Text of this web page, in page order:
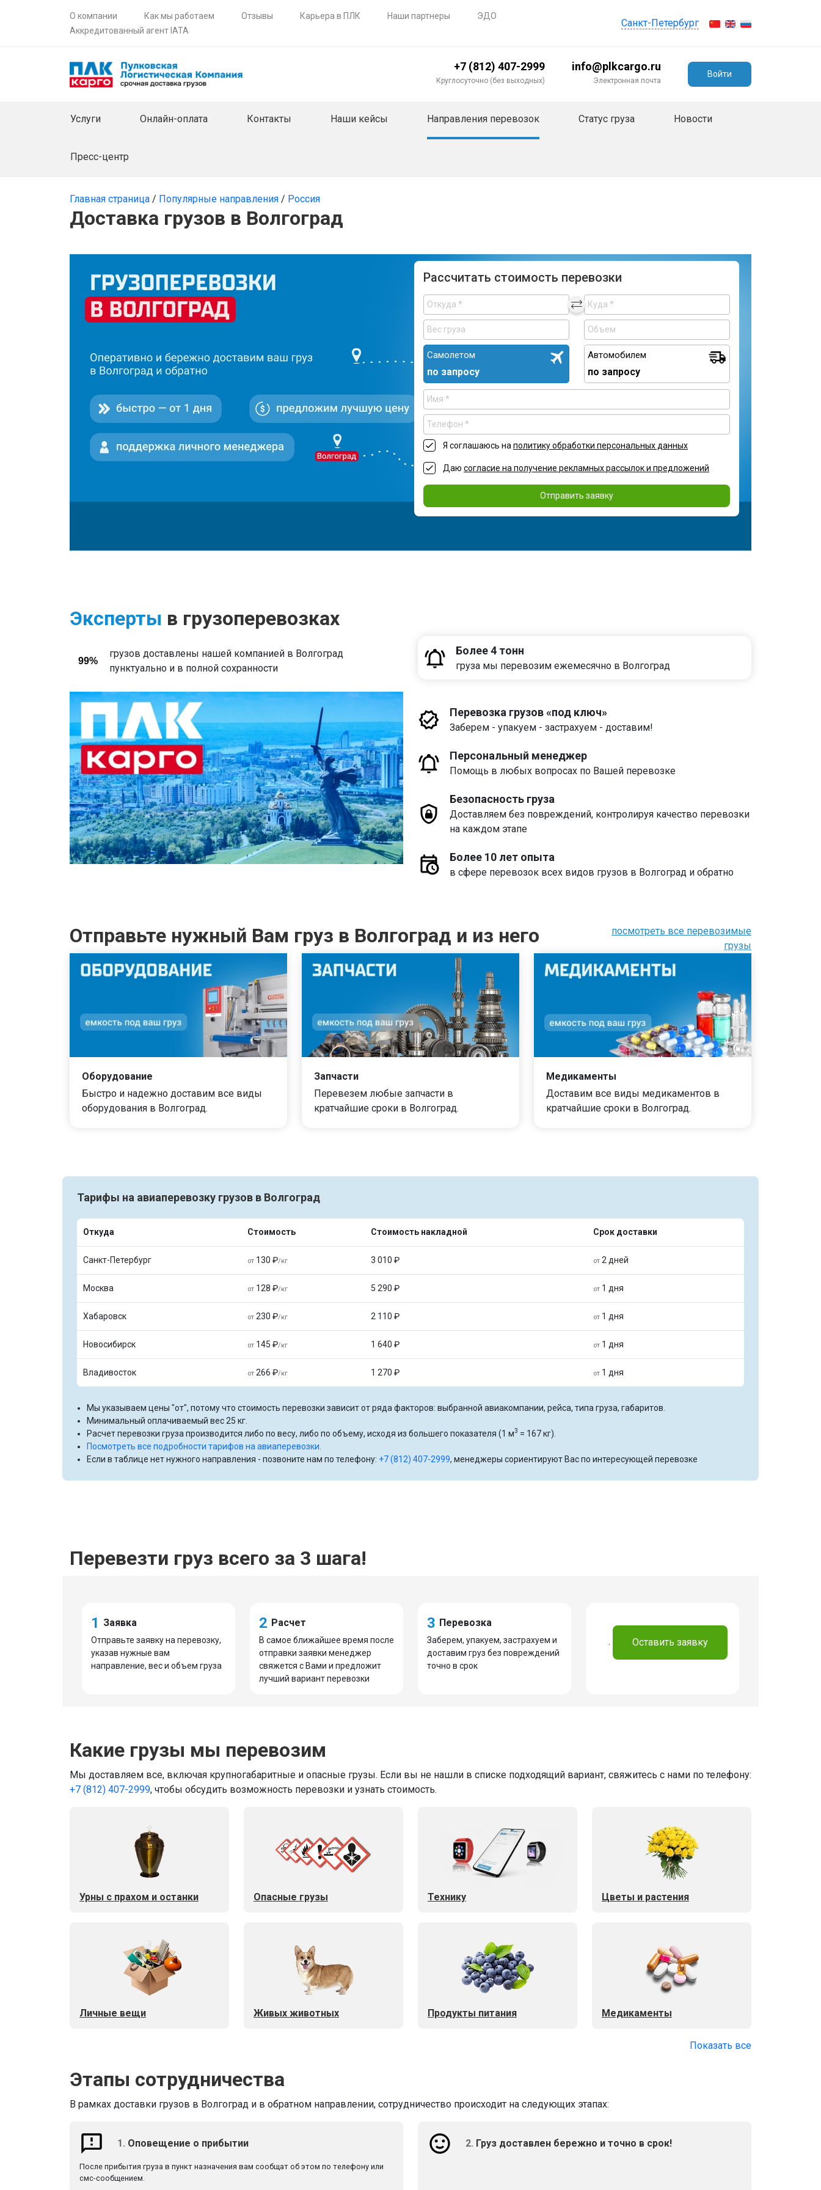
О компании Как мы работаем Отзывы Карьера в ПЛК Наши партнеры
ЭДО
Аккредитованный агент IATA
Санкт-Петербург
+7 (812) 407-2999
Круглосуточно (без выходных)
info@plkcargo.ru
Электронная почта
Войти
Услуги Онлайн-оплата Контакты Наши кейсы Направления перевозок Статус груза Новости
Пресс-центр
Главная страница / Популярные направления / Россия
Доставка грузов в Волгоград
Рассчитать стоимость перевозки
Самолетом
по запросу
Автомобилем
по запросу
Я соглашаюсь на политику обработки персональных данных
Даю согласие на получение рекламных рассылок и предложений
Отправить заявку
Эксперты в грузоперевозках
99%
грузов доставлены нашей компанией в Волгоград
пунктуально и в полной сохранности
Более 4 тонн
груза мы перевозим ежемесячно в Волгоград
Перевозка грузов «под ключ»
Заберем - упакуем - застрахуем - доставим!
Персональный менеджер
Помощь в любых вопросах по Вашей перевозке
Безопасность груза
Доставляем без повреждений, контролируя качество перевозки
на каждом этапе
Более 10 лет опыта
в сфере перевозок всех видов грузов в Волгоград и обратно
Отправьте нужный Вам груз в Волгоград и из него
посмотреть все перевозимые
грузы
Оборудование
Быстро и надежно доставим все виды
оборудования в Волгоград.
Запчасти
Перевезем любые запчасти в
кратчайшие сроки в Волгоград.
Медикаменты
Доставим все виды медикаментов в
кратчайшие сроки в Волгоград.
Тарифы на авиаперевозку грузов в Волгоград
Откуда Стоимость Стоимость накладной Срок доставки
Санкт-Петербург от 130 ₽/кг 3 010 ₽ от 2 дней
Москва от 128 ₽/кг 5 290 ₽ от 1 дня
Хабаровск от 230 ₽/кг 2 110 ₽ от 1 дня
Новосибирск от 145 ₽/кг 1 640 ₽ от 1 дня
Владивосток от 266 ₽/кг 1 270 ₽ от 1 дня
Мы указываем цены "от", потому что стоимость перевозки зависит от ряда факторов: выбранной авиакомпании, рейса, типа груза, габаритов.
Минимальный оплачиваемый вес 25 кг.
Расчет перевозки груза производится либо по весу, либо по объему, исходя из большего показателя (1 м3 = 167 кг).
Посмотреть все подробности тарифов на авиаперевозки.
Если в таблице нет нужного направления - позвоните нам по телефону: +7 (812) 407-2999, менеджеры сориентируют Вас по интересующей перевозке
Перевезти груз всего за 3 шага!
1 Заявка
Отправьте заявку на перевозку,
указав нужные вам
направление, вес и объем груза
2 Расчет
В самое ближайшее время после
отправки заявки менеджер
свяжется с Вами и предложит
лучший вариант перевозки
3 Перевозка
Заберем, упакуем, застрахуем и
доставим груз без повреждений
точно в срок
. Оставить заявку
Какие грузы мы перевозим
Мы доставляем все, включая крупногабаритные и опасные грузы. Если вы не нашли в списке подходящий вариант, свяжитесь с нами по телефону:
+7 (812) 407-2999, чтобы обсудить возможность перевозки и узнать стоимость.
Урны с прахом и останки Опасные грузы Технику Цветы и растения
Личные вещи Живых животных Продукты питания Медикаменты
Показать все
Этапы сотрудничества
В рамках доставки грузов в Волгоград и в обратном направлении, сотрудничество происходит на следующих этапах:
1. Оповещение о прибытии
После прибытия груза в пункт назначения вам сообщат об этом по телефону или
смс-сообщением.
2. Груз доставлен бережно и точно в срок!